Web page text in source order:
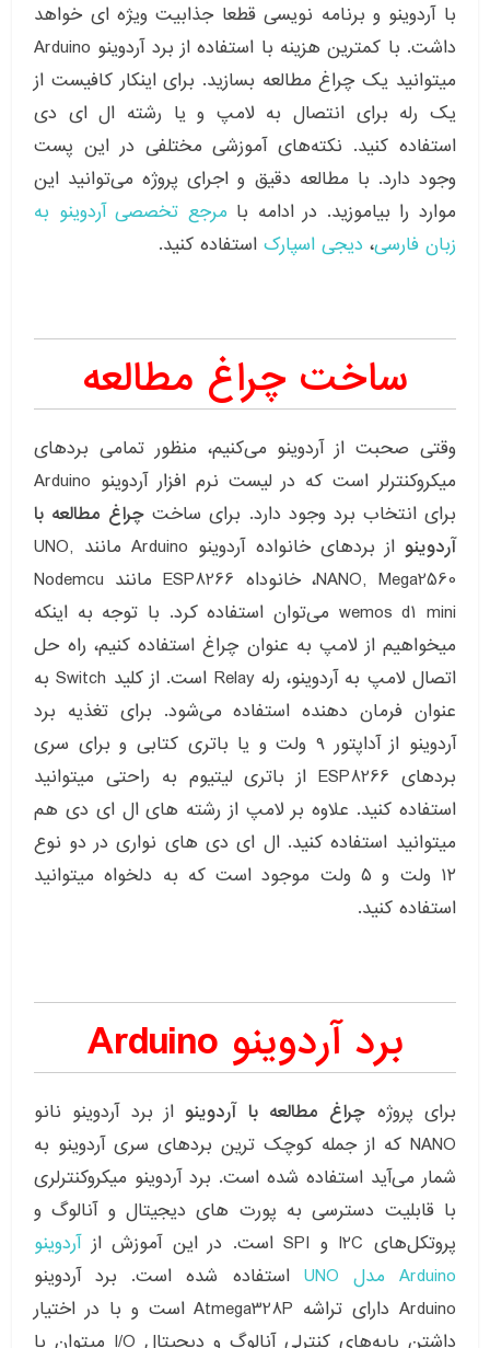
با آردوینو و برنامه نویسی قطعا جذابیت ویژه ای خواهد
داشت. با کمترین هزینه با استفاده از برد آردوینو Arduino
میتوانید یک چراغ مطالعه بسازید. برای اینکار کافیست از
یک رله برای انتصال به لامپ و یا رشته ال ای دی
استفاده کنید. نکته‌های آموزشی مختلفی در این پست
وجود دارد. با مطالعه دقیق و اجرای پروژه می‌توانید این
موارد را بیاموزید. در ادامه با مرجع تخصصی آردوینو به
زبان فارسی، دیجی اسپارک استفاده کنید.
ساخت چراغ مطالعه
وقتی صحبت از آردوینو می‌کنیم، منظور تمامی بردهای
میکروکنترلر است که در لیست نرم افزار آردوینو Arduino
برای انتخاب برد وجود دارد. برای ساخت چراغ مطالعه با
آردوینو
از بردهای خانواده آردوینو Arduino مانند UNO,
NANO, Mega2560، خانوداه ESP8266 مانند Nodemcu
wemos d1 mini می‌توان استفاده کرد. با توجه به اینکه
میخواهیم از لامپ به عنوان چراغ استفاده کنیم، راه حل
اتصال لامپ به آردوینو، رله Relay است. از کلید Switch به
عنوان فرمان دهنده استفاده می‌شود. برای تغذیه برد
آردوینو از آداپتور ۹ ولت و یا باتری کتابی و برای سری
بردهای ESP8266 از باتری لیتیوم به راحتی میتوانید
استفاده کنید. علاوه بر لامپ از رشته های ال ای دی هم
میتوانید استفاده کنید. ال ای دی های نواری در دو نوع
۱۲ ولت و ۵ ولت موجود است که به دلخواه میتوانید
استفاده کنید.
برد آردوینو Arduino
برای پروژه چراغ مطالعه با آردوینو از برد آردوینو نانو
NANO که از جمله کوچک ترین بردهای سری آردوینو به
شمار می‌آید استفاده شده است. برد آردوینو میکروکنترلری
با قابلیت دسترسی به پورت های دیجیتال و آنالوگ و
پروتکل‌های I2C و SPI است. در این آموزش از
آردوینو
Arduino مدل UNO
استفاده شده است. برد آردوینو
Arduino دارای تراشه Atmega328P است و با در اختیار
داشتن پایه‌های کنترلی آنالوگ و دیجیتال I/O میتوان با